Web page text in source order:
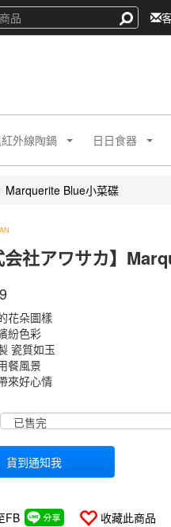
外線陶鍋 日日食器
Marquerite Blue小菜碟
会社アワサカ】
346MS
PL-
346MS
株
式
会
ア
ワ
サ
カ
花朵圖樣
紛色彩
瓷質如玉
餐風景
來好心情
貨到通知我
FB 收藏此商品